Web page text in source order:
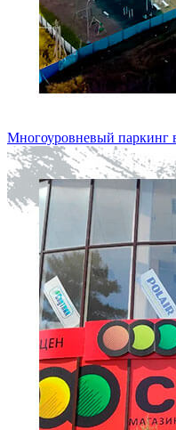
Многоуровневый паркинг